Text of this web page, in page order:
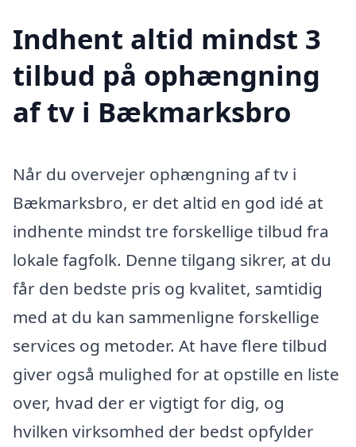
Indhent altid mindst 3
tilbud på ophængning
af tv i Bækmarksbro
Når du overvejer ophængning af tv i
Bækmarksbro, er det altid en god idé at
indhente mindst tre forskellige tilbud fra
lokale fagfolk. Denne tilgang sikrer, at du
får den bedste pris og kvalitet, samtidig
med at du kan sammenligne forskellige
services og metoder. At have flere tilbud
giver også mulighed for at opstille en liste
over, hvad der er vigtigt for dig, og
hvilken virksomhed der bedst opfylder